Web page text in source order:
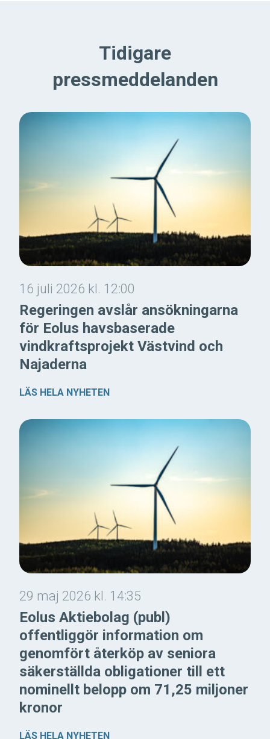
Tidigare
pressmeddelanden
16 juli 2026 kl. 12:00
Regeringen avslår ansökningarna
för Eolus havsbaserade
vindkraftsprojekt Västvind och
Najaderna
LÄS HELA NYHETEN
29 maj 2026 kl. 14:35
Eolus Aktiebolag (publ)
offentliggör information om
genomfört återköp av seniora
säkerställda obligationer till ett
nominellt belopp om 71,25 miljoner
kronor
LÄS HELA NYHETEN